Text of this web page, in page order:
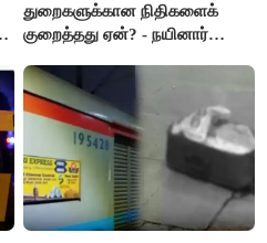
துறைகளுக்கான நிதிகளைக்
குறைத்தது ஏன்? - நயினார்